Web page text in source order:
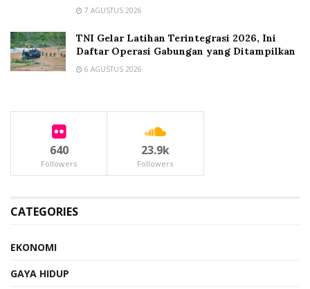
7 AGUSTUS 2026
TNI Gelar Latihan Terintegrasi 2026, Ini
Daftar Operasi Gabungan yang Ditampilkan
6 AGUSTUS 2026
640
Followers
23.9k
Followers
CATEGORIES
EKONOMI
GAYA HIDUP